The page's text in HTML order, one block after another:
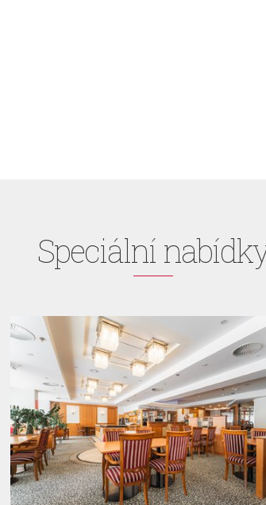
Speciální